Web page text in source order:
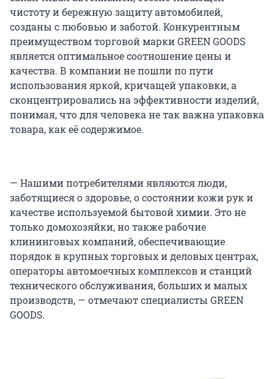
чистоту и бережную защиту автомобилей,
созданы с любовью и заботой. Конкурентным
преимуществом торговой марки GREEN GOODS
является оптимальное соотношение цены и
качества. В компании не пошли по пути
использования яркой, кричащей упаковки, а
сконцентрировались на эффективности изделий,
понимая, что для человека не так важна упаковка
товара, как её содержимое.
— Нашими потребителями являются люди,
заботящиеся о здоровье, о состоянии кожи рук и
качестве используемой бытовой химии. Это не
только домохозяйки, но также рабочие
клининговых компаний, обеспечивающие
порядок в крупных торговых и деловых центрах,
операторы автомоечных комплексов и станций
технического обслуживания, больших и малых
производств, — отмечают специалисты GREEN
GOODS.